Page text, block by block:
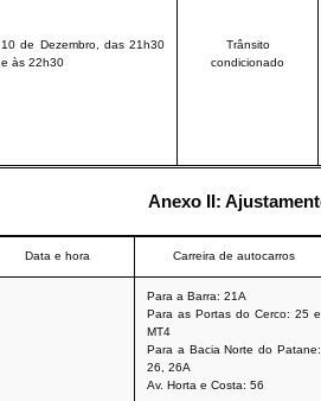
10 de Dezembro, das 21h30
e às 22h30
Trânsito
condicionado
Anexo II:
Data e hora Carreira de autocarros
Para a Barra: 21A
Para as Portas do Cerco: 25 e
MT4
Para a Bacia Norte do Patane:
26, 26A
Av. Horta e Costa: 56